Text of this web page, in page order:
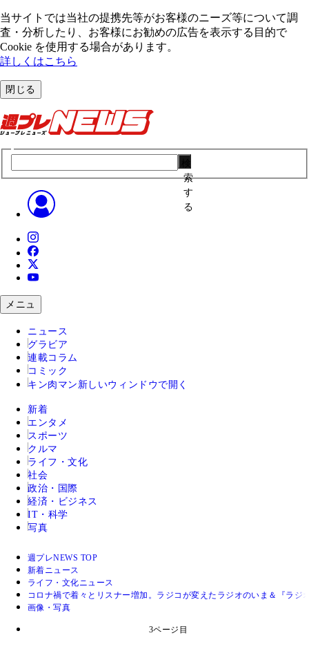
当サイトでは当社の提携先等がお客様のニーズ等について調
査・分析したり、お客様にお勧めの広告を表⽰する⽬的で
Cookie を使⽤する場合があります。
詳しくはこちら
閉じる
索
す
る
メニュ
ニュース
グラビア
連載コラム
コミック
キン肉マン 新しいウィンドウで開く
新着
エンタメ
スポーツ
クルマ
ライフ・文化
社会
政治・国際
経済・ビジネス
IT・科学
写真
週プレNEWS TOP
新着ニュース
ライフ・文化ニュース
コロナ禍で着々とリスナー増加。ラジコが変えたラジオのいま＆『ラ
画像・写真
3ページ目